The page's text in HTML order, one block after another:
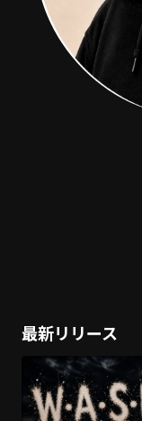
最新リリース